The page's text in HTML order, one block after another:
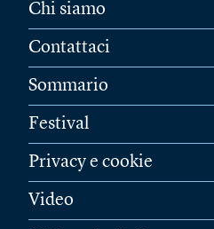
Chi siamo
Contattaci
Sommario
Festival
Privacy e cookie
Video